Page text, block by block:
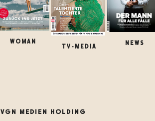
WOMAN
TV-MEDIA
NEWS
VGN MEDIEN HOLDING